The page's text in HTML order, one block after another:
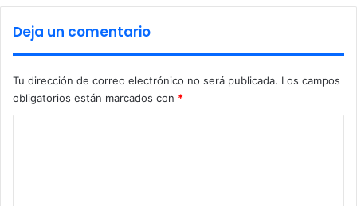
s
e
a
l
a
Deja un comentario
Tu dirección de correo electrónico no será publicada. Los campos
obligatorios están marcados con *